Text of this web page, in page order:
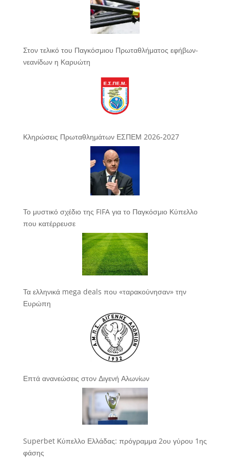
Στον τελικό του Παγκόσμιου Πρωταθλήματος εφήβων-
νεανίδων η Καρυώτη
Κληρώσεις Πρωταθλημάτων ΕΣΠΕΜ 2026-2027
Το μυστικό σχέδιο της FIFA για το Παγκόσμιο Κύπελλο
που κατέρρευσε
Τα ελληνικά mega deals που «ταρακούνησαν» την
Ευρώπη
Επτά ανανεώσεις στον Διγενή Αλωνίων
Superbet Κύπελλο Ελλάδας: πρόγραμμα 2ου γύρου 1ης
φάσης